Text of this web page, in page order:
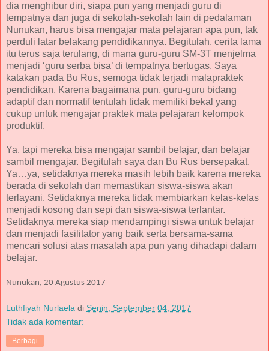
dia menghibur diri, siapa pun yang menjadi guru di
tempatnya dan juga di sekolah-sekolah lain di pedalaman
Nunukan, harus bisa mengajar mata pelajaran apa pun, tak
perduli latar belakang pendidikannya. Begitulah, cerita lama
itu terus saja terulang, di mana guru-guru SM-3T menjelma
menjadi ‘guru serba bisa’ di tempatnya bertugas. Saya
katakan pada Bu Rus, semoga tidak terjadi malapraktek
pendidikan. Karena bagaimana pun, guru-guru bidang
adaptif dan normatif tentulah tidak memiliki bekal yang
cukup untuk mengajar praktek mata pelajaran kelompok
produktif.
Ya, tapi mereka bisa mengajar sambil belajar, dan belajar
sambil mengajar. Begitulah saya dan Bu Rus bersepakat.
Ya…ya, setidaknya mereka masih lebih baik karena mereka
berada di sekolah dan memastikan siswa-siswa akan
terlayani. Setidaknya mereka tidak membiarkan kelas-kelas
menjadi kosong dan sepi dan siswa-siswa terlantar.
Setidaknya mereka siap mendampingi siswa untuk belajar
dan menjadi fasilitator yang baik serta bersama-sama
mencari solusi atas masalah apa pun yang dihadapi dalam
belajar.
Nunukan, 20 Agustus 2017
Luthfiyah Nurlaela di Senin, September 04, 2017
Tidak ada komentar:
Berbagi